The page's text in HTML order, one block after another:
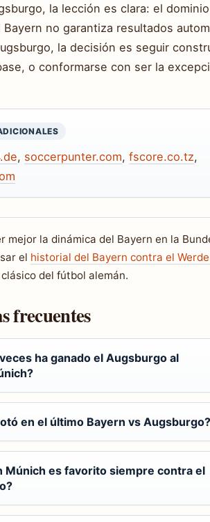
la lección es clara: el dominio
no garantiza resultados
la decisión es seguir
o conformarse con ser la
, soccerpunter.com, fscore.co.tz,
mejor la dinámica del Bayern en la
el historial del Bayern contra el
del fútbol alemán.
frecuentes
ha ganado el Augsburgo al
en el último Bayern vs Augsburgo?
Múnich es favorito siempre contra el